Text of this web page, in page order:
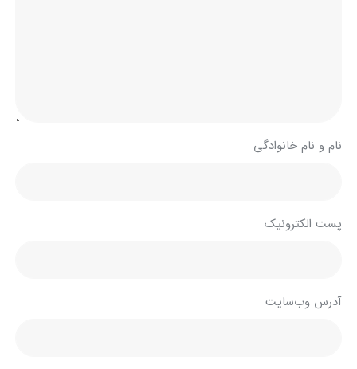
نام و نام خانوادگی
پست الکترونیک
آدرس وب‌سایت